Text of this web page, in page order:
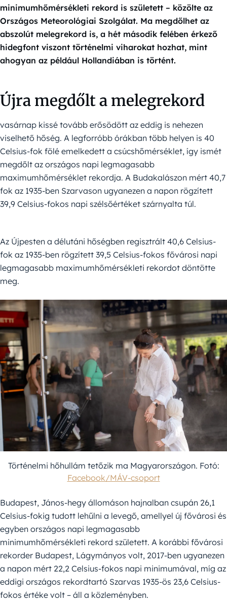
minimumhőmérsékleti rekord is született – közölte az
Országos Meteorológiai Szolgálat. Ma megdőlhet az
abszolút melegrekord is, a hét második felében érkező
hidegfont viszont történelmi viharokat hozhat, mint
ahogyan az például Hollandiában is történt.
Újra megdőlt a melegrekord
vasárnap kissé tovább erősödött az eddig is nehezen
viselhető hőség. A legforróbb órákban több helyen is 40
Celsius-fok fölé emelkedett a csúcshőmérséklet, így ismét
megdőlt az országos napi legmagasabb
maximumhőmérséklet rekordja. A Budakalászon mért 40,7
fok az 1935-ben Szarvason ugyanezen a napon rögzített
39,9 Celsius-fokos napi szélsőértéket szárnyalta túl.
Az Újpesten a délutáni hőségben regisztrált 40,6 Celsius-
fok az 1935-ben rögzített 39,5 Celsius-fokos fővárosi napi
legmagasabb maximumhőmérsékleti rekordot döntötte
meg.
Történelmi hőhullám tetőzik ma Magyarországon. Fotó:
Facebook/MÁV-csoport
Budapest, János-hegy állomáson hajnalban csupán 26,1
Celsius-fokig tudott lehűlni a levegő, amellyel új fővárosi és
egyben országos napi legmagasabb
minimumhőmérsékleti rekord született. A korábbi fővárosi
rekorder Budapest, Lágymányos volt, 2017-ben ugyanezen
a napon mért 22,2 Celsius-fokos napi minimumával, míg az
eddigi országos rekordtartó Szarvas 1935-ös 23,6 Celsius-
fokos értéke volt – áll a közleményben.